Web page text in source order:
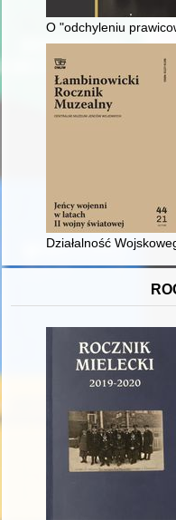
O "odchyleniu
Działalność